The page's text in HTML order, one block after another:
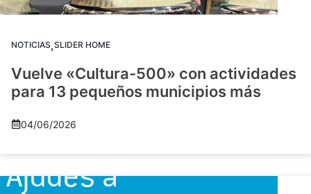
NOTICIAS,SLIDER HOME
Vuelve «Cultura-500» con actividades
para 13 pequeños municipios más
04/06/2026